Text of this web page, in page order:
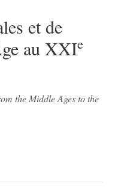
et de
au XXIe
the Middle Ages to the